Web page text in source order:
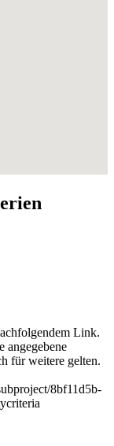
Link.
angegebene
für weitere gelten.
8bf11d5b-